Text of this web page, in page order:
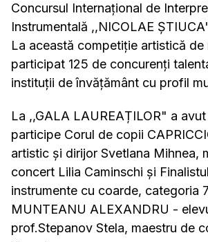
Concursul Internațional de
Instrumentală ,,NICOLAE
La această competiție artistică de
participat 125 de concurenți
instituții de învățământ cu profil
La ,,GALA LAUREAȚILOR" a
participe Corul de copii
artistic și dirijor Svetlana Mihnea,
concert Lilia Caminschi și
instrumente cu coarde, categoria
MUNTEANU ALEXANDRU -
prof.Stepanov Stela, maestru de